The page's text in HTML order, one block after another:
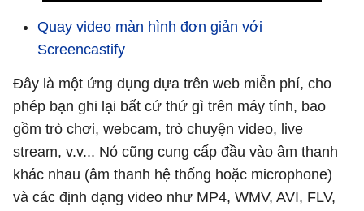
Quay video màn hình đơn giản với
Screencastify
Đây là một ứng dụng dựa trên web miễn phí, cho
phép bạn ghi lại bất cứ thứ gì trên máy tính, bao
gồm trò chơi, webcam, trò chuyện video, live
stream, v.v... Nó cũng cung cấp đầu vào âm thanh
khác nhau (âm thanh hệ thống hoặc microphone)
và các định dạng video như MP4, WMV, AVI, FLV,